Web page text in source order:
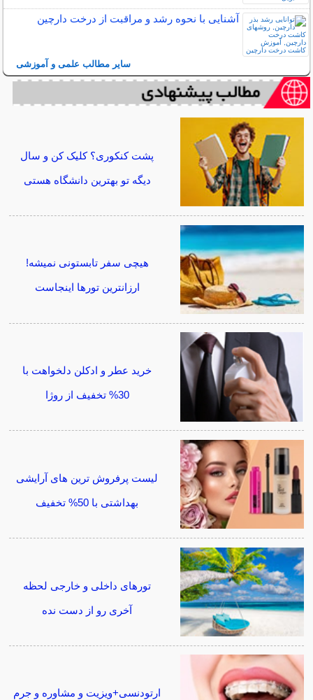
آشنایی با نحوه رشد و مراقبت از درخت دارچین
سایر مطالب علمی و آموزشی
پشت کنکوری؟ کلیک کن و سال
دیگه تو بهترین دانشگاه هستی
هیچی سفر تابستونی نمیشه!
ارزانترین تورها اینجاست
خرید عطر و ادکلن دلخواهت با
30% تخفیف از روژا
لیست پرفروش ترین های آرایشی
بهداشتی با 50% تخفیف
تورهای داخلی و خارجی لحظه
آخری رو از دست نده
ارتودنسی+ویزیت و مشاوره و جرم